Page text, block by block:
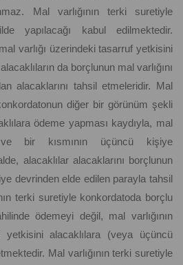
Mal varlığının terki suretiyle
yapılacağı kabul edilmektedir.
varlığı üzerindeki tasarruf yetkisini
da borçlunun mal varlığını
alacaklarını tahsil etmeleridir. Mal
diğer bir görünüm şekli
ödeme yapması kaydıyla, mal
ve bir kısmının üçüncü kişiye
alacaklılar alacaklarını borçlunun
devrinden elde edilen parayla tahsil
terki suretiyle konkordatoda borçlu
ödemeyi değil, mal varlığının
alacaklılara (veya üçüncü
Mal varlığının terki suretiyle